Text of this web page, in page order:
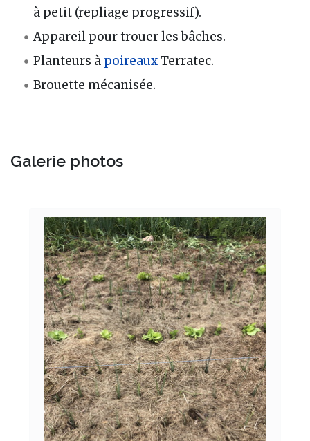
à petit (repliage progressif).
Appareil pour trouer les bâches.
Planteurs à poireauxTerratec.
Brouette mécanisée.
Galerie photos